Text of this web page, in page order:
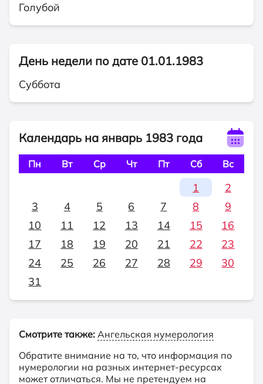
Голубой
День недели по дате 01.01.1983
Суббота
Календарь на январь 1983 года
Пн Вт Ср Чт Пт Сб Вс
1
2
3
4 5 6 7 8
9
10
11 12 13 14 15
16
17
18 19 20 21 22
23
24
25 26 27 28 29
30
31
Смотрите также: Ангельская нумерология
Обратите внимание на то, что информация по
нумерологии на разных интернет-ресурсах
может отличаться. Мы не претендуем на